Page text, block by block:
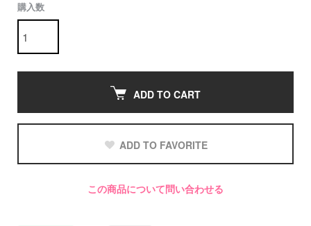
購入数
ADD TO CART
ADD TO FAVORITE
この商品について問い合わせる